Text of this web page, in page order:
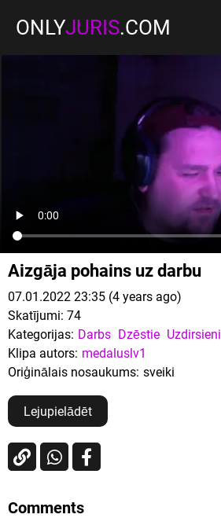
ONLYJURIS.COM
Aizgāja pohains uz darbu
07.01.2022 23:35 (4 years ago)
Skatījumi: 74
Kategorijas: Darbs Dzēstie Uzdirsieni
Klipa autors: medaluslv1
Oriģinālais nosaukums: sveiki
Lejupielādēt
Comments